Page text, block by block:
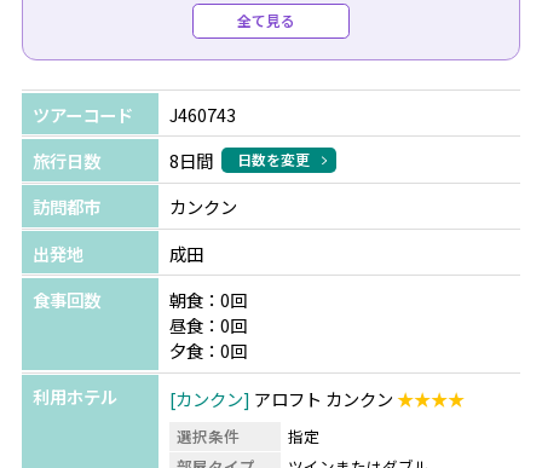
●各種オプショナルツアーもお手配可能です。詳しくはお
問合せください。
【地方発着をご希望の場合】
国際線ご出発の前日に、大阪やセントレアから成田空港へ
移動する航空券お手配も追加代金で可能です。お気軽にお
問い合わせください。
※前泊分はお客様ご自身でのホテル手配となります。
全て見る
ツアーコード
J460743
旅行日数
8日間 日数を変更
訪問都市
カンクン
出発地
成田
食事回数
朝食：0回
昼食：0回
夕食：0回
利用ホテル
カンクン アロフト カンクン★★★★
選択条件
指定